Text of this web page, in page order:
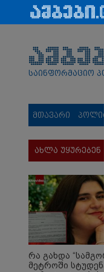
პარტნიორები:
საინფორმაციო
მთავარი
ახლა უყურებენ
რა გახდა
მეტროში